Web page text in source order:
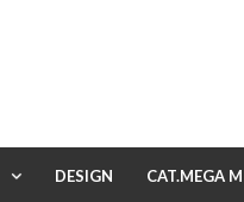
DESIGN CAT.MEGA